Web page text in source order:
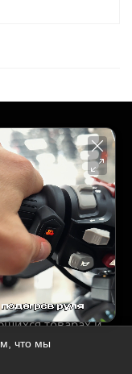
СОФИЙСКАЯ
ул. 6Б
piter.ru
943 09 38
считаться
Для получения
товарах и
указанными на
что мы